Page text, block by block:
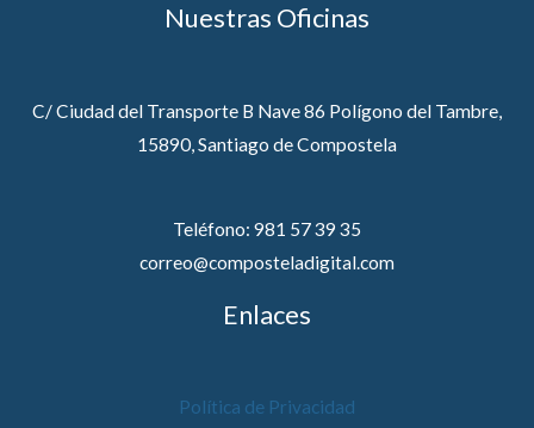
Nuestras Oficinas
C/ Ciudad del Transporte B Nave 86 Polígono del Tambre,
15890, Santiago de Compostela
Teléfono: 981 57 39 35
correo@composteladigital.com
Enlaces
Política de Privacidad